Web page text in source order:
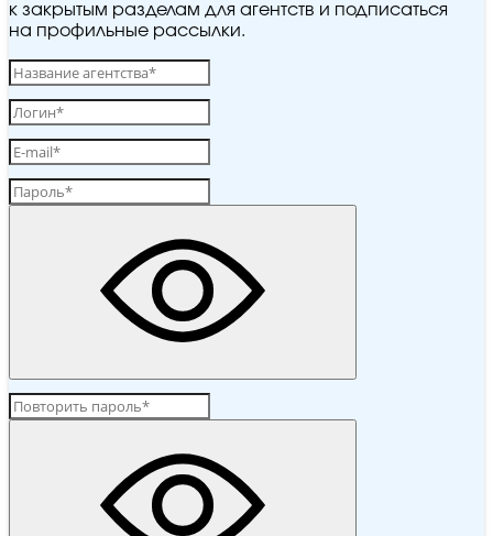
к закрытым разделам для агентств и подписаться
на профильные рассылки.